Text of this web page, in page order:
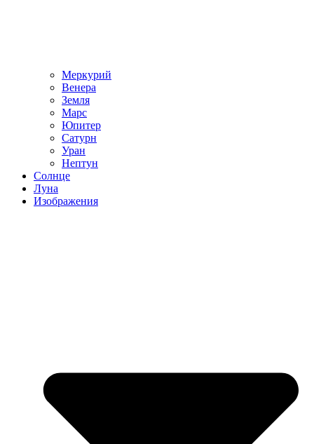
Меркурий
Венера
Земля
Марс
Юпитер
Сатурн
Уран
Нептун
Солнце
Луна
Изображения